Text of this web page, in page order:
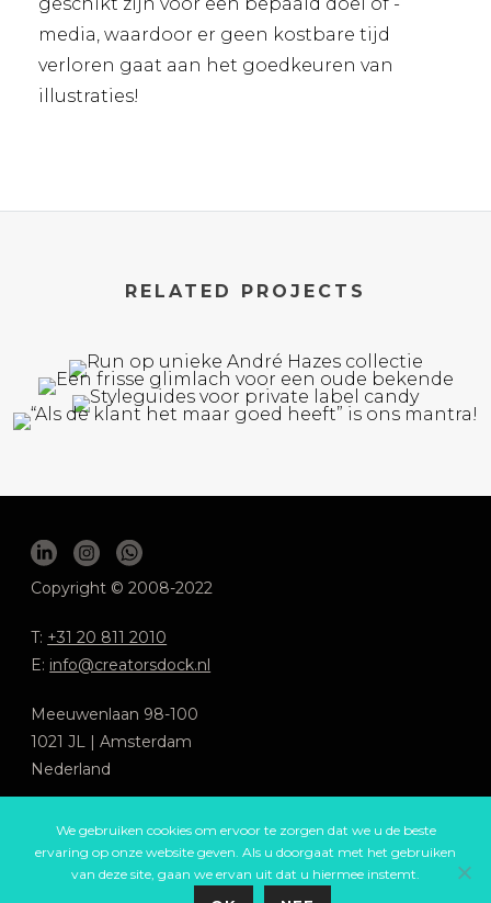
media, waardoor er geen kostbare tijd
verloren gaat aan het goedkeuren van
illustraties!
RELATED PROJECTS
Copyright © 2008-2022
T: +31 20 811 2010
E: info@creatorsdock.nl
Meeuwenlaan 98-100
1021 JL | Amsterdam
Nederland
Algemene voorwaarden
We gebruiken cookies om ervoor te zorgen dat we u de beste
ervaring op onze website geven. Als u doorgaat met het gebruiken
van deze site, gaan we ervan uit dat u hiermee instemt.